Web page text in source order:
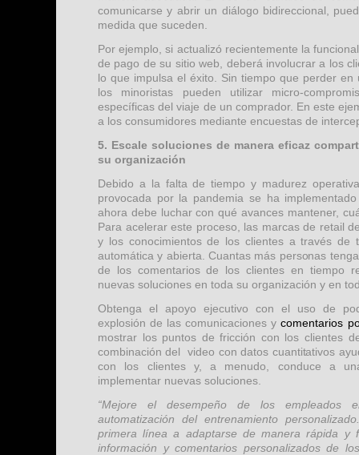
comunicarse y abrir un diálogo bidireccional,
medida que suceden.
Por ejemplo, si actualizó recientemente la
de pago de su sitio web, deberá involucrar a los
lo que impulsa el éxito. Sin tiempo que perder
los minoristas pueden utilizar micro-
específicas del viaje de un comprador. En este
a los consumidores mediante encuestas de
5. Escale soluciones de manera eficaz
su organización
Debido a la falta de tiempo y madurez
provocada por la pandemia se ha
ahora debe luchar con qué avances mantener,
Para acelerar este proceso, las marcas de retail
y los conocimientos de los clientes a través de
automática y abierta. Cuantas más personas
de los comentarios de los clientes en tiempo
nuevas soluciones en toda su organización y en
Obtenga el apoyo ejecutivo con el uso de
explosión de las comunicaciones ycomentarios
mostrar los puntos de fricción con los clientes
combinación del video con datos cuantitativos
con los clientes y, a menudo, conduce a
implementar nuevas soluciones.
“Mejore el desempeño de los empleados
automatización del entrenamiento
primera línea a adaptarse de manera rápida y
información y comentarios personalizados de